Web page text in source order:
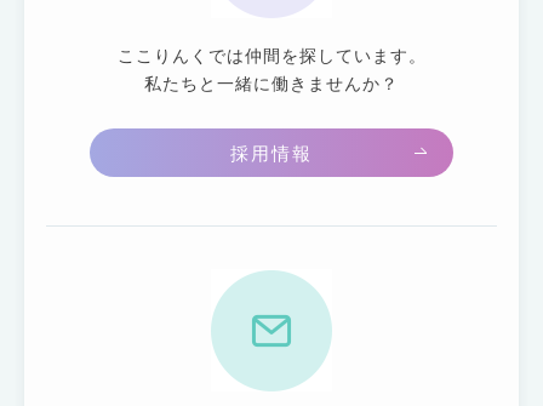
ここりんくでは仲間を探しています。
私たちと一緒に働きませんか？
採用情報